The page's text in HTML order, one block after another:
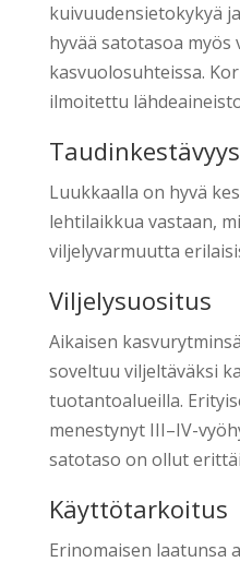
kuivuudensietokykyä
hyvää satotasoa myös
kasvuolosuhteissa.
ilmoitettu
Taudinkestävyys
Luukkaalla on hyvä
lehtilaikkua vastaan,
viljelyvarmuutta
Viljelysuositus
Aikaisen
soveltuu viljeltäväksi
tuotantoalueilla.
menestynyt III–IV-
satotaso on ollut
Käyttötarkoitus
Erinomaisen laatunsa